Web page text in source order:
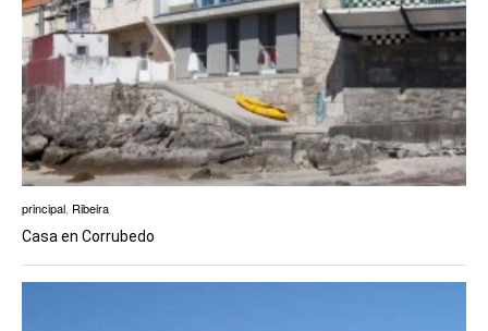
principal Ribeira
Casa en Corrubedo